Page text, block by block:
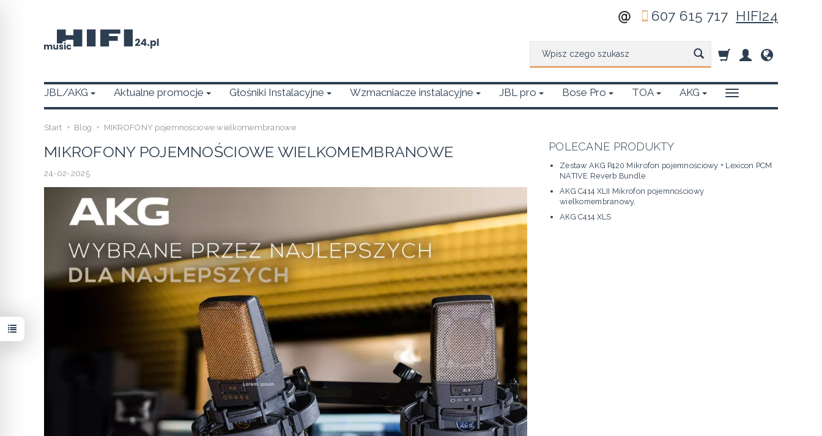
607 615 717 HIFI24
JBL/AKG Aktualne promocje Głośniki Instalacyjne Wzmacniacze instalacyjne JBL pro Bose Pro TOA AKG
Start Blog MIKROFONY pojemnościowe wielkomembranowe
MIKROFONY POJEMNOŚCIOWE WIELKOMEMBRANOWE
24-02-2025
POLECANE PRODUKTY
Zestaw AKG P420 Mikrofon pojemnościowy + Lexicon PCM
NATIVE Reverb Bundle
AKG C414 XLII Mikrofon pojemnościowy
wielkomembranowy.
AKG C414 XLS